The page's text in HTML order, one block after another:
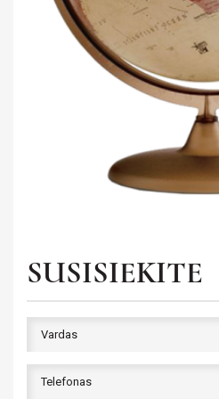
Saviugda ir psichologija
Grožinė literatūra
Žemėlapiai ir atlasai
Heraldika ir reprodukcijos
SUSISIEKITE